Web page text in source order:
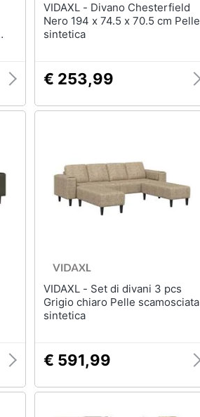
VIDAXL - Divano Chesterfield
Nero 194 x 74.5 x 70.5 cm Pelle
sintetica
€ 253,99
VIDAXL - Set di divani 3 pcs
Grigio chiaro Pelle scamosciata
sintetica
€ 591,99